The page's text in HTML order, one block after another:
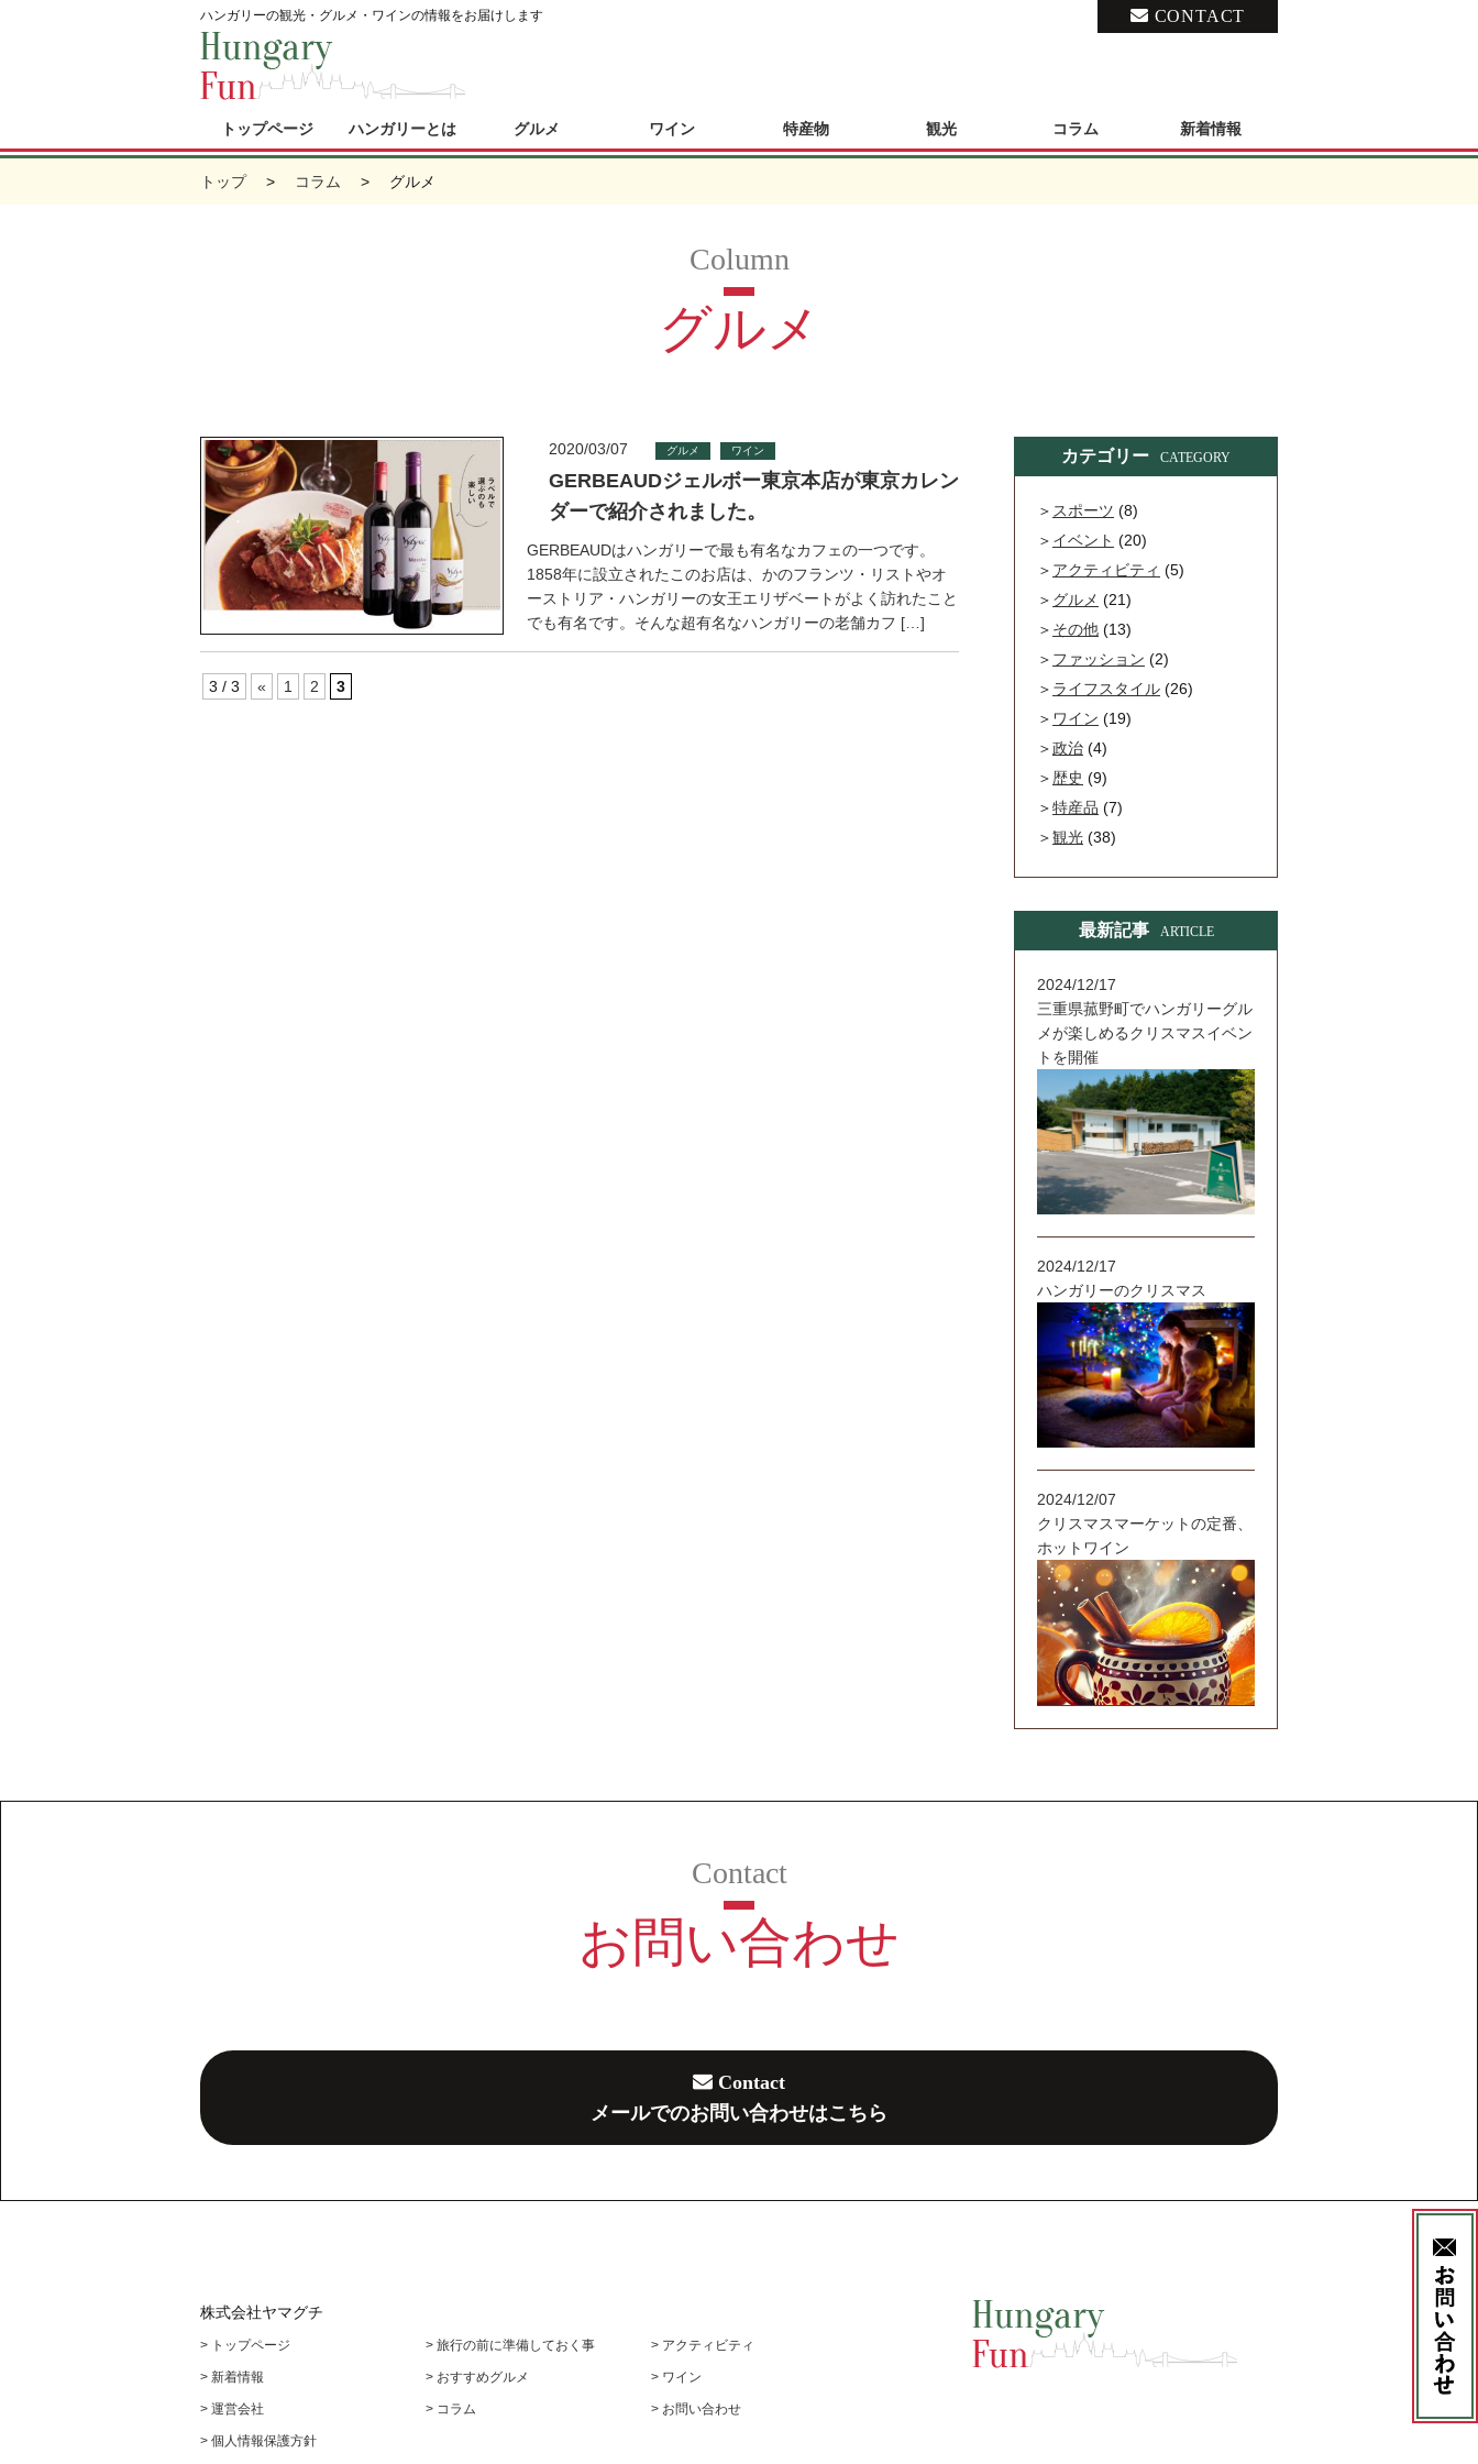
ハンガリーの観光・グルメ・ワインの情報をお届けします CONTACT
トップページ ハンガリーとは グルメ ワイン 特産物 観光 コラム 新着情報
トップ コラム グルメ
グルメ
2020/03/07 グルメ ワイン
GERBEAUDジェルボー東京本店が東京カレン
ダーで紹介されました。
GERBEAUDはハンガリーで最も有名なカフェの一つです。
1858年に設立されたこのお店は、かのフランツ・リストやオ
ーストリア・ハンガリーの女王エリザベートがよく訪れたこと
でも有名です。そんな超有名なハンガリーの老舗カフ […]
3 / 3 « 1 2 3
カテゴリー CATEGORY
スポーツ (8)
イベント (20)
アクティビティ (5)
グルメ (21)
その他 (13)
ファッション (2)
ライフスタイル (26)
ワイン (19)
政治 (4)
歴史 (9)
特産品 (7)
観光 (38)
最新記事 ARTICLE
2024/12/17
三重県菰野町でハンガリーグル
メが楽しめるクリスマスイベン
トを開催
2024/12/17
ハンガリーのクリスマス
2024/12/07
クリスマスマーケットの定番、
ホットワイン
お問い合わせ
Contact
メールでのお問い合わせはこちら
株式会社ヤマグチ
> トップページ > 旅行の前に準備しておく事 > アクティビティ
> 新着情報 > おすすめグルメ > ワイン
> 運営会社 > コラム > お問い合わせ
> 個人情報保護方針